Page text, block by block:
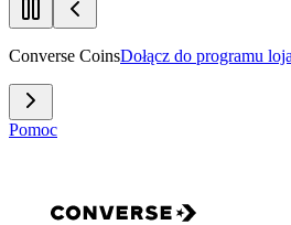
Converse CoinsDołącz do programu
Pomoc